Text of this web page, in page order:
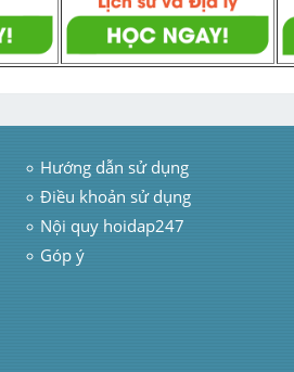
Hướng dẫn sử dụng
Điều khoản sử dụng
Nội quy hoidap247
Góp ý